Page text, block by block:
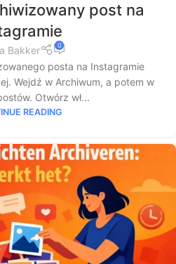
post na
Bakker 0
posta na Instagramie
Wejdź w Archiwum, a potem w
Otwórz wł...
READING